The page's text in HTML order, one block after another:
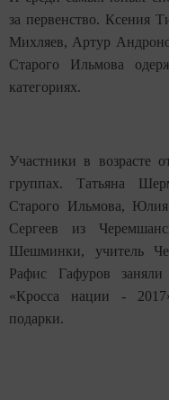
за первенство. Ксения
Михляев, Артур
Старого Ильмова
категориях.
Участники в возрасте
группах. Татьяна
Старого Ильмова,
Сергеев из
Шешминки, учитель
Рафис Гафуров
«Кросса нации -
подарки.